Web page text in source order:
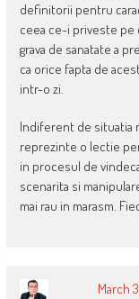
definitorii pentru
ceea ce-i priveste pe
grava de sanatate a
ca orice fapta de
intr-o zi.
Indiferent de situatia
reprezinte o lectie
in procesul de
scenarita si
mai rau in marasm.
March